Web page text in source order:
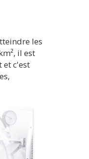
les
il est
et c'est